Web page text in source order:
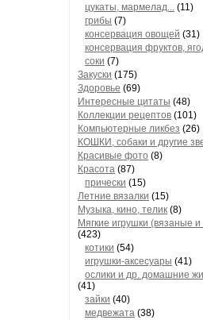
цукаты, мармелад... (11)
грибы (7)
консервация овощей (31)
консервация фруктов,
соки (7)
Закуски (175)
Здоровье (69)
Интересные цитаты (48)
Коллекции рецептов (101)
Компьютерные ликбез (26)
КОШКИ, собаки и другие
Красивые фото (8)
Красота (87)
прически (15)
Летние вязалки (15)
Музыка, кино, телик (8)
Мягкие игрушки (вязаные
(423)
котики (54)
игрушки-аксесуары (41)
ослики и др. домашние
(41)
зайки (40)
медвежата (38)